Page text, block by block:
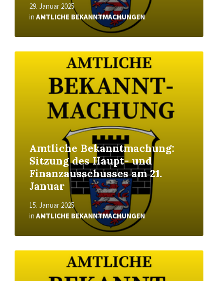
29. Januar 2025
in AMTLICHE BEKANNTMACHUNGEN
Amtliche Bekanntmachung:
Sitzung des Haupt- und
Finanzausschusses am 21.
Januar
15. Januar 2025
in AMTLICHE BEKANNTMACHUNGEN
Read
Read